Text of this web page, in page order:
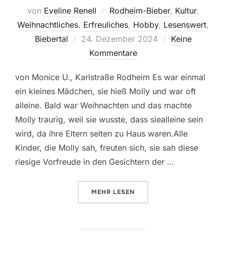
von Eveline Renell Rodheim-Bieber, Kultur,
Weihnachtliches, Erfreuliches, Hobby, Lesenswert,
Biebertal
Veröffentlicht
am
24. Dezember 2024
Keine
Kommentare
von Monice U., Karlstraße Rodheim Es war einmal
ein kleines Mädchen, sie hieß Molly und war oft
alleine. Bald war Weihnachten und das machte
Molly traurig, weil sie wusste, dass siealleine sein
wird, da ihre Eltern selten zu Haus waren.Alle
Kinder, die Molly sah, freuten sich, sie sah diese
riesige Vorfreude in den Gesichtern der …
MEHR ÜBER „DAS
LESEN